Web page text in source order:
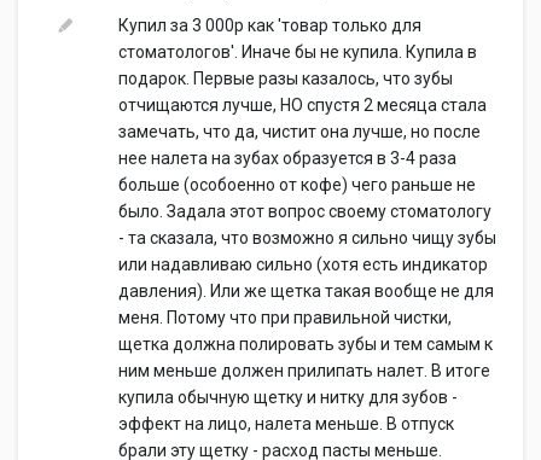
Купил за 3 000р как 'товар только для
стоматологов'. Иначе бы не купила. Купила в
подарок. Первые разы казалось, что зубы
отчищаются лучше, НО спустя 2 месяца стала
замечать, что да, чистит она лучше, но после
нее налета на зубах образуется в 3-4 раза
больше (особоенно от кофе) чего раньше не
было. Задала этот вопрос своему стоматологу
- та сказала, что возможно я сильно чищу зубы
или надавливаю сильно (хотя есть индикатор
давления). Или же щетка такая вообще не для
меня. Потому что при правильной чистки,
щетка должна полировать зубы и тем самым к
ним меньше должен прилипать налет. В итоге
купила обычную щетку и нитку для зубов -
эффект на лицо, налета меньше. В отпуск
брали эту щетку - расход пасты меньше.